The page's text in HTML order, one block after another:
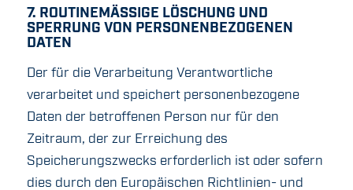
7. ROUTINEMÄSSIGE LÖSCHUNG UND S
PERRUNG VON PERSONENBEZOGENEN D
ATEN
Der für die Verarbeitung Verantwortliche
verarbeitet und speichert personenbezogene
Daten der betroffenen Person nur für den
Zeitraum, der zur Erreichung des
Speicherungszwecks erforderlich ist oder sofern
dies durch den Europäischen Richtlinien- und